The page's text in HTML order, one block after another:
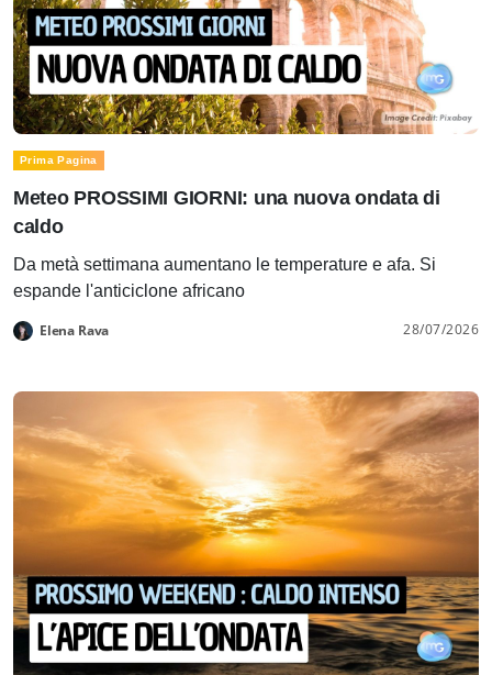
Prima Pagina
Meteo PROSSIMI GIORNI: una nuova ondata di
caldo
Da metà settimana aumentano le temperature e afa. Si
espande l'anticiclone africano
Elena Rava 28/07/2026